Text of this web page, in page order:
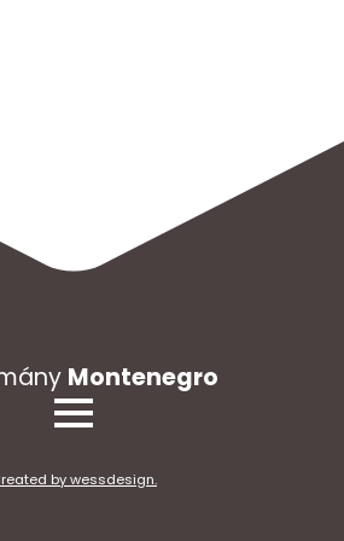
Montenegro
by wessdesign.